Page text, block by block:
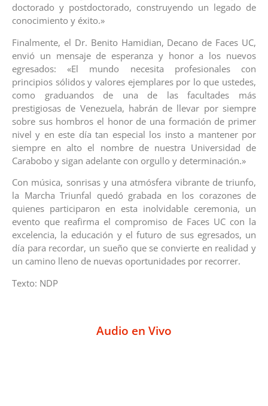
doctorado y postdoctorado, construyendo un legado de
conocimiento y éxito.»
Finalmente, el Dr. Benito Hamidian, Decano de Faces UC,
envió un mensaje de esperanza y honor a los nuevos
egresados: «El mundo necesita profesionales con
principios sólidos y valores ejemplares por lo que ustedes,
como graduandos de una de las facultades más
prestigiosas de Venezuela, habrán de llevar por siempre
sobre sus hombros el honor de una formación de primer
nivel y en este día tan especial los insto a mantener por
siempre en alto el nombre de nuestra Universidad de
Carabobo y sigan adelante con orgullo y determinación.»
Con música, sonrisas y una atmósfera vibrante de triunfo,
la Marcha Triunfal quedó grabada en los corazones de
quienes participaron en esta inolvidable ceremonia, un
evento que reafirma el compromiso de Faces UC con la
excelencia, la educación y el futuro de sus egresados, un
día para recordar, un sueño que se convierte en realidad y
un camino lleno de nuevas oportunidades por recorrer.
Texto: NDP
Audio en Vivo